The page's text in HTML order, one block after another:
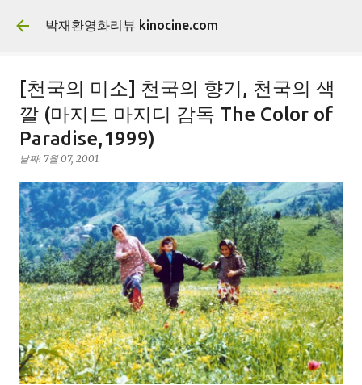
기본 콘텐츠로 건너뛰기
박재환영화리뷰 kinocine.com
[천국의 미소] 천국의 향기, 천국의 색
깔 (마지드 마지디 감독 The Color of
Paradise,1999)
날짜: 7월 07, 2001